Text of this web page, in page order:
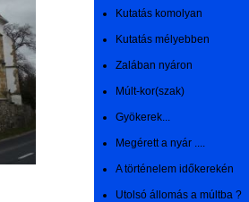
Kutatás komolyan
Kutatás mélyebben
Zalában nyáron
Múlt-kor(szak)
Gyökerek...
Megérett a nyár ....
A történelem időkerekén
Utolsó állomás a múltba ?